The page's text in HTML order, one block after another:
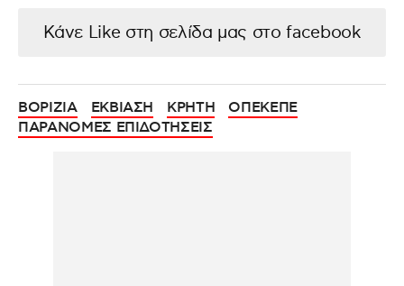
Κάνε Like στη σελίδα μας στο facebook
ΒΟΡΙΖΙΑ ΕΚΒΙΑΣΗ ΚΡΗΤΗ
ΟΠΕΚΕΠΕ
ΠΑΡΑΝΟΜΕΣ ΕΠΙΔΟΤΗΣΕΙΣ